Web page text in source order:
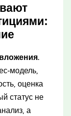
оценка
статус не
а